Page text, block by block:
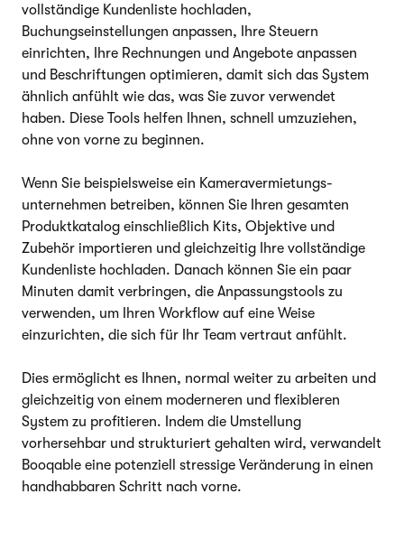
vollständige Kundenliste hochladen,
Buchungseinstellungen anpassen, Ihre Steuern
einrichten, Ihre Rechnungen und Angebote anpassen
und Beschriftungen optimieren, damit sich das System
ähnlich anfühlt wie das, was Sie zuvor verwendet
haben. Diese Tools helfen Ihnen, schnell umzuziehen,
ohne von vorne zu beginnen.
Wenn Sie beispielsweise ein Kameravermietungs­
unternehmen betreiben, können Sie Ihren gesamten
Produktkatalog einschließlich Kits, Objektive und
Zubehör importieren und gleichzeitig Ihre vollständige
Kundenliste hochladen. Danach können Sie ein paar
Minuten damit verbringen, die Anpassungstools zu
verwenden, um Ihren Workflow auf eine Weise
einzurichten, die sich für Ihr Team vertraut anfühlt.
Dies ermöglicht es Ihnen, normal weiter zu arbeiten und
gleichzeitig von einem moderneren und flexibleren
System zu profitieren. Indem die Umstellung
vorhersehbar und strukturiert gehalten wird, verwandelt
Booqable eine potenziell stressige Veränderung in einen
handhabbaren Schritt nach vorne.